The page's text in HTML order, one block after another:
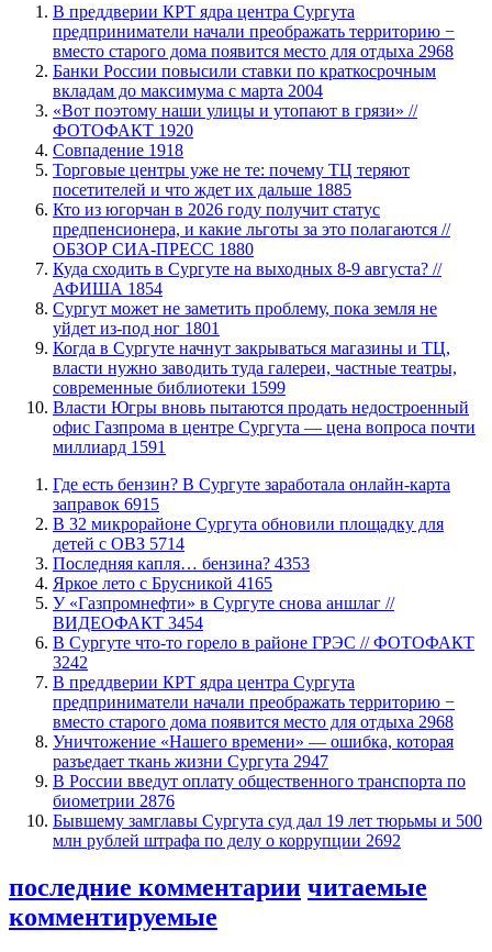
​В преддверии КРТ ядра центра Сургута
предприниматели начали преображать территорию −
вместо старого дома появится место для отдыха 2968
​Банки России повысили ставки по краткосрочным
вкладам до максимума с марта 2004
«Вот поэтому наши улицы и утопают в грязи» //
ФОТОФАКТ 1920
​Совпадение 1918
Торговые центры уже не те: почему ТЦ теряют
посетителей и что ждет их дальше 1885
Кто из югорчан в 2026 году получит статус
предпенсионера, и какие льготы за это полагаются //
ОБЗОР СИА-ПРЕСС 1880
​Куда сходить в Сургуте на выходных 8-9 августа? //
АФИША 1854
Сургут может не заметить проблему, пока земля не
уйдет из-под ног 1801
​Когда в Сургуте начнут закрываться магазины и ТЦ,
власти нужно заводить туда галереи, частные театры,
современные библиотеки 1599
Власти Югры вновь пытаются продать недостроенный
офис Газпрома в центре Сургута — цена вопроса почти
миллиард 1591
​Где есть бензин? В Сургуте заработала онлайн-карта
заправок 6915
В 32 микрорайоне Сургута обновили площадку для
детей с ОВЗ 5714
​Последняя капля… бензина? 4353
Яркое лето с Брусникой 4165
У «Газпромнефти» в Сургуте снова аншлаг //
ВИДЕОФАКТ 3454
​В Сургуте что-то горело в районе ГРЭС // ФОТОФАКТ
3242
​В преддверии КРТ ядра центра Сургута
предприниматели начали преображать территорию −
вместо старого дома появится место для отдыха 2968
​Уничтожение «Нашего времени» — ошибка, которая
разъедает ткань жизни Сургута 2947
В России введут оплату общественного транспорта по
биометрии 2876
Бывшему замглавы Сургута суд дал 19 лет тюрьмы и 500
млн рублей штрафа по делу о коррупции 2692
последние комментарии читаемые
комментируемые